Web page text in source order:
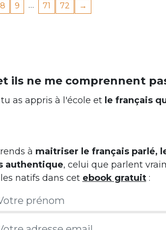
8 9 … 71 72 →
ils ne me comprennent
as appris à l'école et le français
à maitriser le français parlé,
authentique, celui que parlent
les natifs dans cet ebook gratuit: